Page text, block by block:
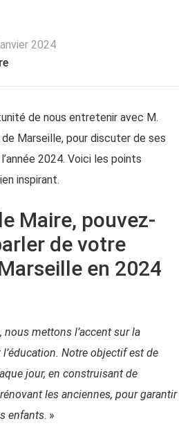
2024
de nous entretenir avec M.
Marseille, pour discuter de ses
2024. Voici les points
inspirant.
Maire, pouvez-
de votre
en 2024
nous mettons l’accent sur la
Notre objectif est de
jour, en construisant de
les anciennes, pour garantir
enfants. »